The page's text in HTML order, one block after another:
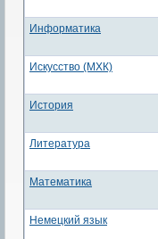
Информатика
Искусство (МХК)
История
Литература
Математика
Немецкий язык